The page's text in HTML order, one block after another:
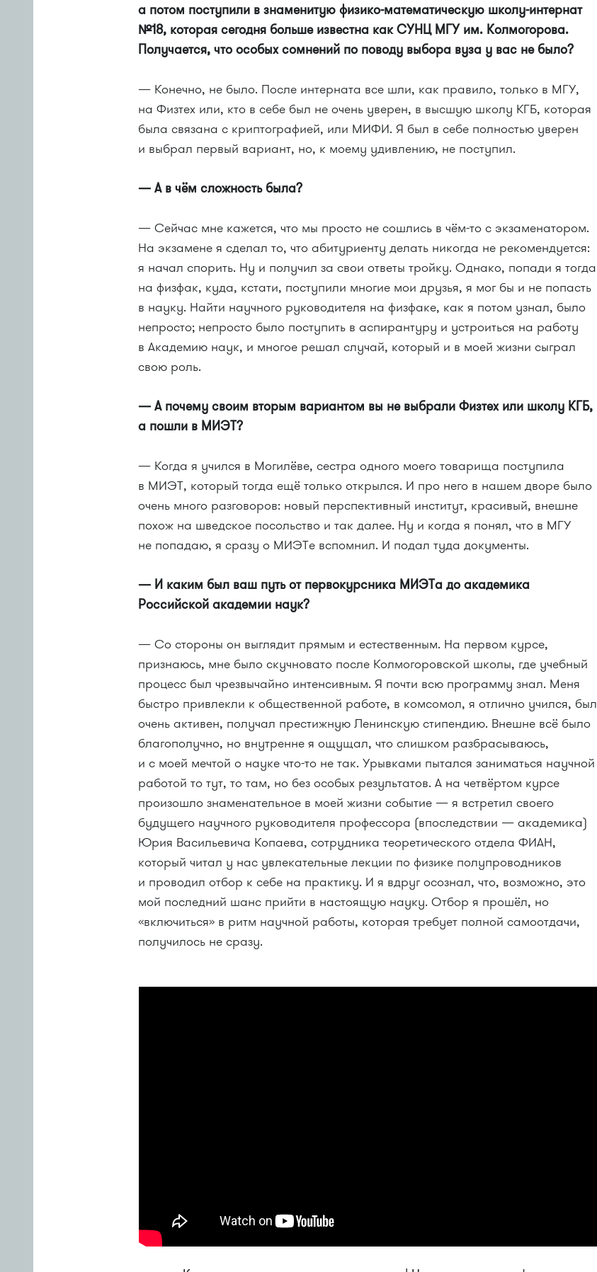
а потом поступили в знаменитую физико-математическую школу-интернат
№18, которая сегодня больше известна как СУНЦ МГУ им. Колмогорова.
Получается, что особых сомнений по поводу выбора вуза у вас не было?
— Конечно, не было. После интерната все шли, как правило, только в МГУ,
на Физтех или, кто в себе был не очень уверен, в высшую школу КГБ, которая
была связана с криптографией, или МИФИ. Я был в себе полностью уверен
и выбрал первый вариант, но, к моему удивлению, не поступил.
— А в чём сложность была?
— Сейчас мне кажется, что мы просто не сошлись в чём-то с экзаменатором.
На экзамене я сделал то, что абитуриенту делать никогда не рекомендуется:
я начал спорить. Ну и получил за свои ответы тройку. Однако, попади я тогда
на физфак, куда, кстати, поступили многие мои друзья, я мог бы и не попасть
в науку. Найти научного руководителя на физфаке, как я потом узнал, было
непросто; непросто было поступить в аспирантуру и устроиться на работу
в Академию наук, и многое решал случай, который и в моей жизни сыграл
свою роль.
— А почему своим вторым вариантом вы не выбрали Физтех или школу КГБ,
а пошли в МИЭТ?
— Когда я учился в Могилёве, сестра одного моего товарища поступила
в МИЭТ, который тогда ещё только открылся. И про него в нашем дворе было
очень много разговоров: новый перспективный институт, красивый, внешне
похож на шведское посольство и так далее. Ну и когда я понял, что в МГУ
не попадаю, я сразу о МИЭТе вспомнил. И подал туда документы.
— И каким был ваш путь от первокурсника МИЭТа до академика
Российской академии наук?
— Со стороны он выглядит прямым и естественным. На первом курсе,
признаюсь, мне было скучновато после Колмогоровской школы, где учебный
процесс был чрезвычайно интенсивным. Я почти всю программу знал. Меня
быстро привлекли к общественной работе, в комсомол, я отлично учился, был
очень активен, получал престижную Ленинскую стипендию. Внешне всё было
благополучно, но внутренне я ощущал, что слишком разбрасываюсь,
и с моей мечтой о науке что-то не так. Урывками пытался заниматься научной
работой то тут, то там, но без особых результатов. А на четвёртом курсе
произошло знаменательное в моей жизни событие — я встретил своего
будущего научного руководителя профессора (впоследствии — академика)
Юрия Васильевича Копаева, сотрудника теоретического отдела ФИАН,
который читал у нас увлекательные лекции по физике полупроводников
и проводил отбор к себе на практику. И я вдруг осознал, что, возможно, это
мой последний шанс прийти в настоящую науку. Отбор я прошёл, но
«включиться» в ритм научной работы, которая требует полной самоотдачи,
получилось не сразу.